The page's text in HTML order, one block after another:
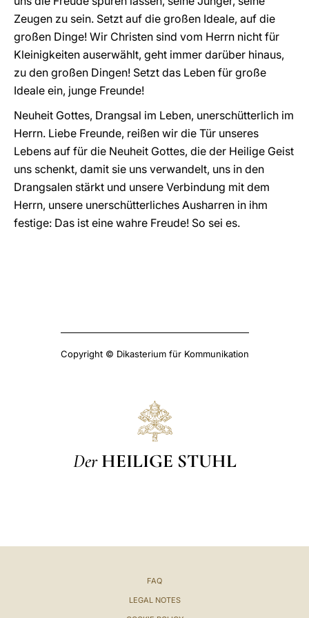
Zeugen zu sein. Setzt auf die großen Ideale, auf die
großen Dinge! Wir Christen sind vom Herrn nicht für
Kleinigkeiten auserwählt, geht immer darüber hinaus,
zu den großen Dingen! Setzt das Leben für große
Ideale ein, junge Freunde!
Neuheit Gottes, Drangsal im Leben, unerschütterlich im
Herrn. Liebe Freunde, reißen wir die Tür unseres
Lebens auf für die Neuheit Gottes, die der Heilige Geist
uns schenkt, damit sie uns verwandelt, uns in den
Drangsalen stärkt und unsere Verbindung mit dem
Herrn, unsere unerschütterliches Ausharren in ihm
festige: Das ist eine wahre Freude! So sei es.
Copyright © Dikasterium für Kommunikation
Der HEILIGE STUHL
FAQ
LEGAL NOTES